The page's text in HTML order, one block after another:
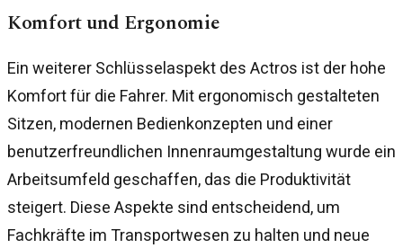
Komfort und Ergonomie
Ein weiterer Schlüsselaspekt des Actros ist der hohe
Komfort für die Fahrer. Mit ergonomisch gestalteten
Sitzen, modernen Bedienkonzepten und einer
benutzerfreundlichen Innenraumgestaltung wurde ein
Arbeitsumfeld geschaffen, das die Produktivität
steigert. Diese Aspekte sind entscheidend, um
Fachkräfte im Transportwesen zu halten und neue